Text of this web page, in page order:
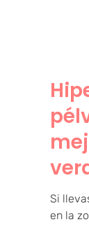
Si
en la